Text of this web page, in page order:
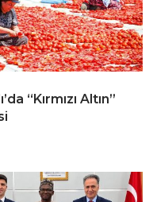
“Kırmızı Altın”